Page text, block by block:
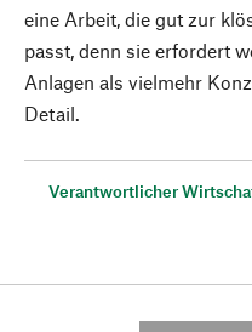
eine Arbeit, die gut zur
passt, denn sie erfordert
Anlagen als vielmehr
Detail.
Verantwortlicher